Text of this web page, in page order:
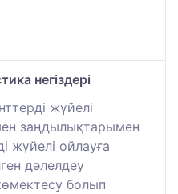
негіздері
жүйелі
заңдылықтарымен
жүйелі ойлауға
дәлелдеу
болып